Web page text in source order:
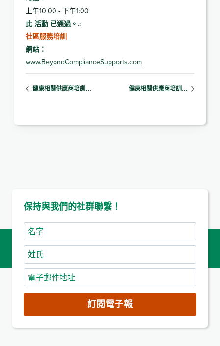
上午10:00 - 下午1:00
此 活動 已通過。.:
社區服務培訓
網站：
www.BeyondComplianceSupports.com
健康相關供應商培訓… 健康相關供應商培訓…
保持與我們的社群聯繫！
名
字
姓
氏
電
子
件
地
訂閱電子報